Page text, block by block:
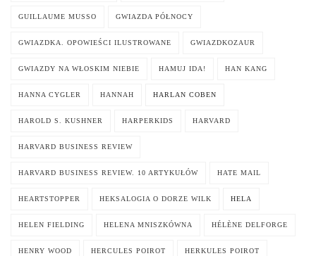
GUILLAUME MUSSO GWIAZDA PÓŁNOCY
GWIAZDKA. OPOWIEŚCI ILUSTROWANE GWIAZDKOZAUR
GWIAZDY NA WŁOSKIM NIEBIE HAMUJ IDA! HAN KANG
HANNA CYGLER HANNAH HARLAN COBEN
HAROLD S. KUSHNER HARPERKIDS HARVARD
HARVARD BUSINESS REVIEW
HARVARD BUSINESS REVIEW. 10 ARTYKUŁÓW HATE MAIL
HEARTSTOPPER HEKSALOGIA O DORZE WILK HELA
HELEN FIELDING HELENA MNISZKÓWNA HÉLÈNE DELFORGE
HENRY WOOD HERCULES POIROT HERKULES POIROT